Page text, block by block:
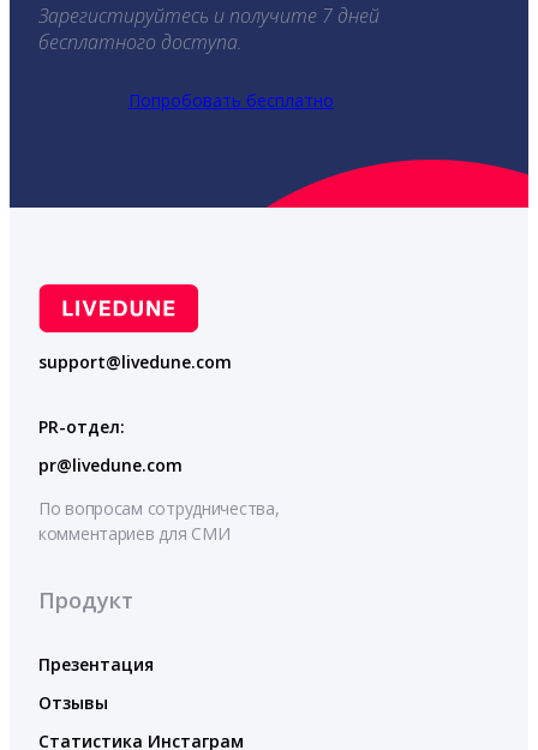
Зарегистируйтесь и получите 7 дней
бесплатного доступа.
Попробовать бесплатно
support@livedune.com
PR-отдел:
pr@livedune.com
По вопросам сотрудничества,
комментариев для СМИ
Продукт
Презентация
Отзывы
Статистика Инстаграм